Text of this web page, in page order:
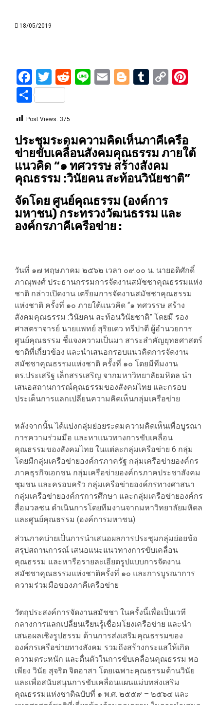
18/05/2019
Facebook
Twitter
Reddit
LineEmailBlogger
Tumblr
Copy
Share
Post Views: 375
ประชุมระดมความคิดเห็นภาคีเครือ
ข่ายขับเคลื่อนสังคมคุณธรรม ภายใต้
แนวคิด “๑ ทศวรรษ สร้างสังคม
คุณธรรม :วินัยคน สะท้อนวินัยชาติ”
จัดโดย ศูนย์คุณธรรม (องค์การ
มหาชน) กระทรวงวัฒนธรรม และ
องค์กรภาคีเครือข่าย :
วันที่ ๑๗ พฤษภาคม ๒๕๖๒ เวลา ๐๙.๐๐ น. นายอดิศักดิ์
ภาณุพงศ์ ประธานกรรมการจัดงานสมัชชาคุณธรรมแห่ง
ชาติ กล่าวเปิดงาน เตรียมการจัดงานสมัชชาคุณธรรม
แห่งชาติ ครั้งที่ ๑๐ ภายใต้แนวคิด “๑ ทศวรรษ สร้าง
สังคมคุณธรรม :วินัยคน สะท้อนวินัยชาติ” โดยมี รอง
ศาสตราจารย์ นายแพทย์ สุริยเดว ทรีปาตี ผู้อำนวยการ
ศูนย์คุณธรรม ชี้แจงความเป็นมา สาระสำคัญยุทธศาสตร์
ชาติที่เกี่ยวข้อง และนำเสนอกรอบแนวคิดการจัดงาน
สมัชชาคุณธรรมแห่งชาติ ครั้งที่ ๑๐ โดยมีทีมงาน
ดร.ประเสริฐ เล็กสรรเสริญ จากมหาวิทยาลัยมหิดล นำ
เสนอสถานการณ์คุณธรรมของสังคมไทย และกรอบ
ประเด็นการแลกเปลี่ยนความคิดเห็นกลุ่มเครือข่าย
หลังจากนั้น ได้แบ่งกลุ่มย่อยระดมความคิดเห็นเพื่อบูรณา
การความร่วมมือ และหาแนวทางการขับเคลื่อน
คุณธรรมของสังคมไทย ในแต่ละกลุ่มเครือข่าย 6 กลุ่ม
โดยมีกลุ่มเครือข่ายองค์กรภาครัฐ กลุ่มเครือข่ายองค์กร
ภาคธุรกิจเอกชน กลุ่มเครือข่ายองค์กรภาคประชาสังคม
ชุมชน และครอบครัว กลุ่มเครือข่ายองค์กรทางศาสนา
กลุ่มเครือข่ายองค์กรการศึกษา และกลุ่มเครือข่ายองค์กร
สื่อมวลชน ดำเนินการโดยทีมงานจากมหาวิทยาลัยมหิดล
และศูนย์คุณธรรม (องค์การมหาชน)
ส่วนภาคบ่ายเป็นการนำเสนอผลการประชุมกลุ่มย่อยข้อ
สรุปสถานการณ์ เสนอแนะแนวทางการขับเคลื่อน
คุณธรรม และหารือรายละเอียดรูปแบบการจัดงาน
สมัชชาคุณธรรมแห่งชาติครั้งที่ ๑๐ และการบูรณาการ
ความร่วมมือของภาคีเครือข่าย
วัตถุประสงค์การจัดงานสมัชชา ในครั้งนี้เพื่อเป็นเวที
กลางการแลกเปลี่ยนเรียนรู้เชื่อมโยงเครือข่าย และนำ
เสนอผลเชิงรูปธรรม ด้านการส่งเสริมคุณธรรมของ
องค์กรเครือข่ายทางสังคม รวมถึงสร้างกระแสให้เกิด
ความตระหนัก และตื่นตัวในการขับเคลื่อนคุณธรรม พอ
เพียง วินัย สุจริต จิตอาสา โดยเฉพาะคุณธรรมด้านวินัย
และเพื่อสนับสนุนการขับเคลื่อนแผนแม่บทส่งเสริม
คุณธรรมแห่งชาติฉบับที่ ๑ พ.ศ. ๒๕๕๙ – ๒๕๖๔ และ